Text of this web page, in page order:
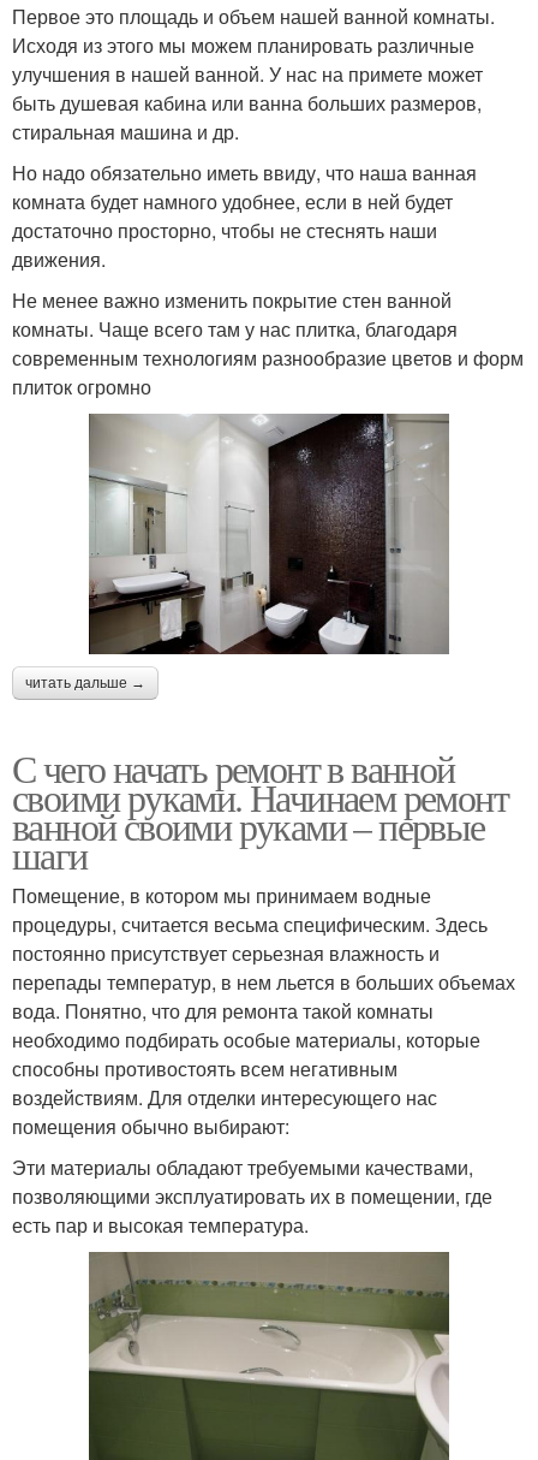
Первое это площадь и объем нашей ванной комнаты.
Исходя из этого мы можем планировать различные
улучшения в нашей ванной. У нас на примете может
быть душевая кабина или ванна больших размеров,
стиральная машина и др.
Но надо обязательно иметь ввиду, что наша ванная
комната будет намного удобнее, если в ней будет
достаточно просторно, чтобы не стеснять наши
движения.
Не менее важно изменить покрытие стен ванной
комнаты. Чаще всего там у нас плитка, благодаря
современным технологиям разнообразие цветов и форм
плиток огромно
читать дальше →
С чего начать ремонт в ванной
своими руками. Начинаем ремонт
ванной своими руками – первые
шаги
Помещение, в котором мы принимаем водные
процедуры, считается весьма специфическим. Здесь
постоянно присутствует серьезная влажность и
перепады температур, в нем льется в больших объемах
вода. Понятно, что для ремонта такой комнаты
необходимо подбирать особые материалы, которые
способны противостоять всем негативным
воздействиям. Для отделки интересующего нас
помещения обычно выбирают:
Эти материалы обладают требуемыми качествами,
позволяющими эксплуатировать их в помещении, где
есть пар и высокая температура.